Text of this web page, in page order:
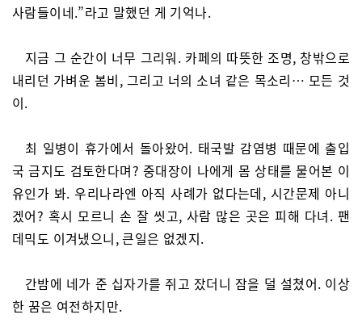
사람들이네.”라고 말했던 게 기억나.
지금 그 순간이 너무 그리워. 카페의 따뜻한 조명, 창밖으로
내리던 가벼운 봄비, 그리고 너의 소녀 같은 목소리… 모든 것
이.
최 일병이 휴가에서 돌아왔어. 태국발 감염병 때문에 출입
국 금지도 검토한다며? 중대장이 나에게 몸 상태를 물어본 이
유인가 봐. 우리나라엔 아직 사례가 없다는데, 시간문제 아니
겠어? 혹시 모르니 손 잘 씻고, 사람 많은 곳은 피해 다녀. 팬
데믹도 이겨냈으니, 큰일은 없겠지.
간밤에 네가 준 십자가를 쥐고 잤더니 잠을 덜 설쳤어. 이상
한 꿈은 여전하지만.